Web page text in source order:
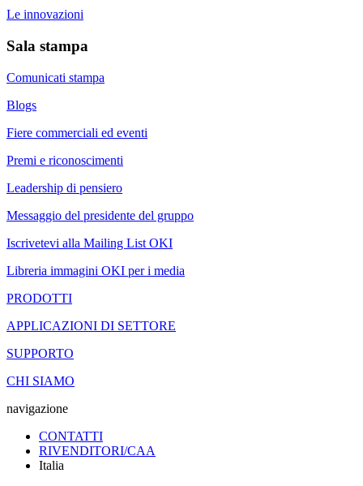
Le innovazioni
Sala stampa
Comunicati stampa
Blogs
Fiere commerciali ed eventi
Premi e riconoscimenti
Leadership di pensiero
Messaggio del presidente del gruppo
Iscrivetevi alla Mailing List OKI
Libreria immagini OKI per i media
PRODOTTI
APPLICAZIONI DI SETTORE
SUPPORTO
CHI SIAMO
navigazione
CONTATTI
RIVENDITORI/CAA
Italia